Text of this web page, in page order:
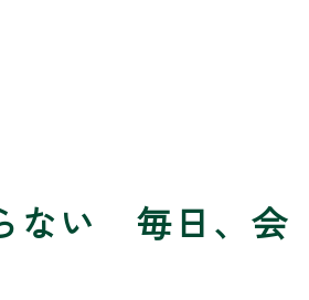
ない 毎日、会